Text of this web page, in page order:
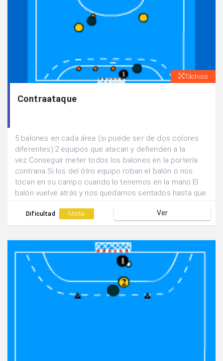
Tácticos
Contraataque
5 balones en cada área (si puede ser de dos colores
diferentes).2 equipos que atacan y defienden a la
vez.Conseguir meter todos los balones en la portería
contraria.Si los del ótro equipo roban el balón o nos
tocan en su campo cuando lo tenemos en la mano.El
balón vuelve atrás y nos quedamos sentados hasta que
tenemos que hacerlo desde 9m.
Dificultad Media Ver